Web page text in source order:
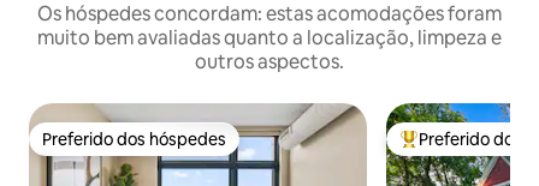
Os hóspedes concordam: estas acomodações foram
muito bem avaliadas quanto a localização, limpeza e
outros aspectos.
Preferido dos hóspedes
Preferido dos hóspedes Entre os
Preferido dos